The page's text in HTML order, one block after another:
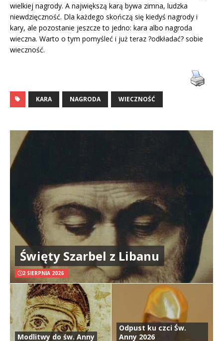
wielkiej nagrody. A największą karą bywa zimna, ludzka
niewdzięczność. Dla każdego skończą się kiedyś nagrody i
kary, ale pozostanie jeszcze to jedno: kara albo nagroda
wieczna. Warto o tym pomyśleć i już teraz ?odkładać? sobie
wieczność.
KARA NAGRODA WIECZNOŚĆ
Święty Szarbel z Libanu
2 SIERPNIA 2026
Modlitwy do św. Anny
Odpust ku czci Św.
Anny 2026